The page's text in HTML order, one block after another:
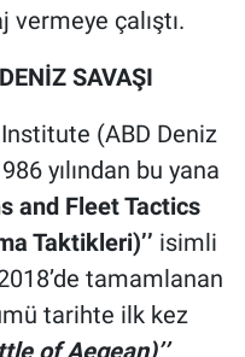
vermeye çalıştı.
SAVAŞI
(ABD Deniz
yılından bu yana
and Fleet Tactics
Taktikleri)’’ isimli
tamamlanan
tarihte ilk kez
of Aegean)’’